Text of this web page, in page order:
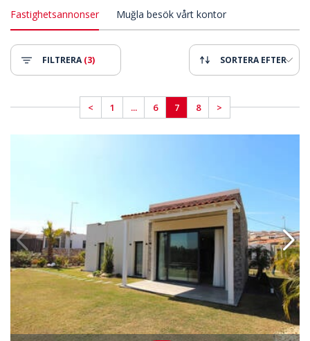
Fastighetsannonser Muğla besök vårt kontor
FILTRERA (3) SORTERA EFTER
< 1 ... 6 7 8 >